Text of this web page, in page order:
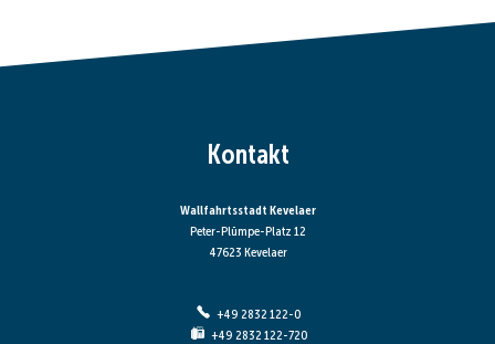
Kontakt
Wallfahrtsstadt Kevelaer
Peter-Plümpe-Platz 12
47623 Kevelaer
+49 2832 122-0
+49 2832 122-720